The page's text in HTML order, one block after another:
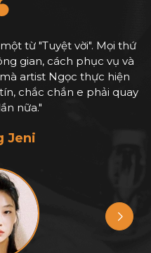
từ "Tuyệt vời". Mọi thứ
gian, cách phục vụ và
artist Ngọc thực hiện
chắc chắn e phải quay
nữa."
Jeni